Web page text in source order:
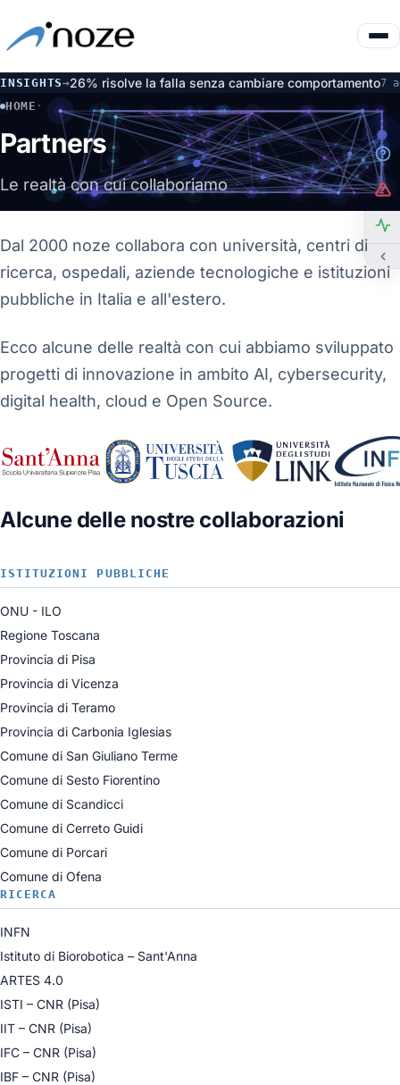
INSIGHTS→
il 26% risolve la falla senza cambiare comportamento7 ago
HOME ·
PARTNERS
Partners
Le realtà con cui collaboriamo
Dal 2000 noze collabora con università, centri di
ricerca, ospedali, aziende tecnologiche e istituzioni
pubbliche in Italia e all'estero.
Ecco alcune delle realtà con cui abbiamo sviluppato
progetti di innovazione in ambito AI, cybersecurity,
digital health, cloud e Open Source.
Alcune delle nostre collaborazioni
ISTITUZIONI PUBBLICHE
ONU - ILO
Regione Toscana
Provincia di Pisa
Provincia di Vicenza
Provincia di Teramo
Provincia di Carbonia Iglesias
Comune di San Giuliano Terme
Comune di Sesto Fiorentino
Comune di Scandicci
Comune di Cerreto Guidi
Comune di Porcari
Comune di Ofena
RICERCA
INFN
Istituto di Biorobotica – Sant'Anna
ARTES 4.0
ISTI – CNR (Pisa)
IIT – CNR (Pisa)
IFC – CNR (Pisa)
IBF – CNR (Pisa)